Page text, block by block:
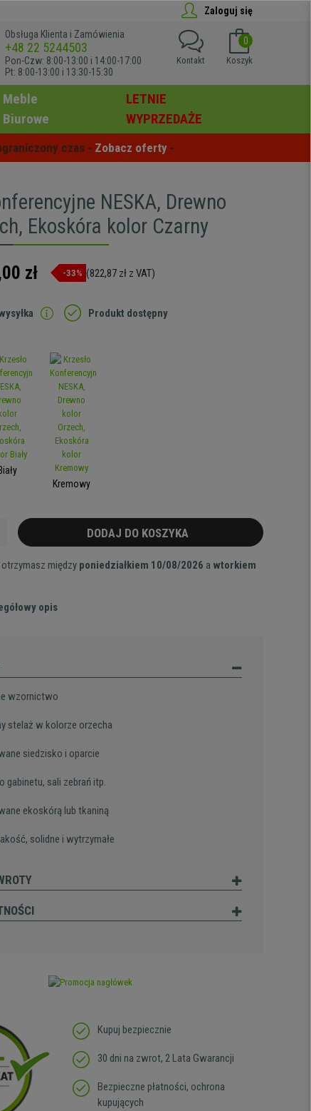
Zaloguj się
Obsługa Klienta i Zamówienia
+48 22 5244503
Pon-Czw: 8:00-13:00 i 14:00-17:00
Pt: 8:00-13:00 i 13:30-15:30
0
Koszyk
Kontakt
Meble
Biurowe
LETNIE
WYPRZEDAŻE
czas - Zobacz oferty -
NESKA, Drewno
Ekoskóra kolor Czarny
zł -33% (822,87 zł z VAT)
Produkt dostępny
Biały
Kremowy
DODAJ DO KOSZYKA
między poniedziałkiem 10/08/2026 a wtorkiem
opis
wzornictwo
stelaż w kolorze orzecha
siedzisko i oparcie
gabinetu, sali zebrań itp.
ekoskórą lub tkaniną
solidne i wytrzymałe
Kupuj bezpiecznie
30 dni na zwrot, 2 Lata Gwarancji
Bezpieczne płatności, ochrona
kupujących